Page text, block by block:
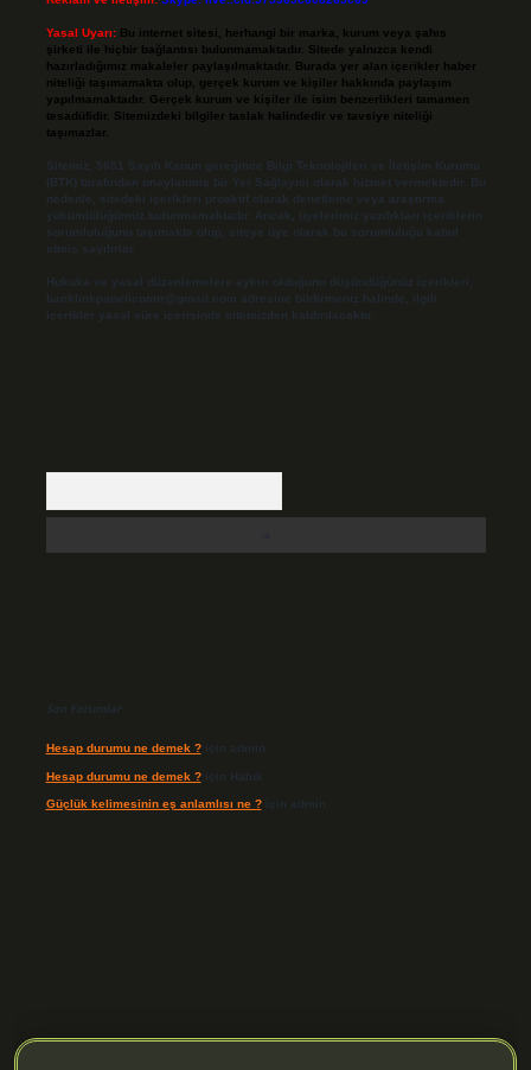
Yasal Uyarı: Bu internet sitesi, herhangi bir marka, kurum veya şahıs
şirketi ile hiçbir bağlantısı bulunmamaktadır. Sitede yalnızca kendi
hazırladığımız makaleler paylaşılmaktadır. Burada yer alan içerikler haber
niteliği taşımamakta olup, gerçek kurum ve kişiler hakkında paylaşım
yapılmamaktadır. Gerçek kurum ve kişiler ile isim benzerlikleri tamamen
tesadüfidir. Sitemizdeki bilgiler taslak halindedir ve tavsiye niteliği
taşımazlar.
Sitemiz, 5651 Sayılı Kanun gereğince Bilgi Teknolojileri ve İletişim Kurumu
(BTK) tarafından onaylanmış bir Yer Sağlayıcı olarak hizmet vermektedir. Bu
nedenle, sitedeki içerikleri proaktif olarak denetleme veya araştırma
yükümlülüğümüz bulunmamaktadır. Ancak, üyelerimiz yazdıkları içeriklerin
sorumluluğunu taşımakta olup, siteye üye olarak bu sorumluluğu kabul
etmiş sayılırlar.
Hukuka ve yasal düzenlemelere aykırı olduğunu düşündüğünüz içerikleri,
backlinkpanelicomtr@gmail.com adresine bildirmeniz halinde, ilgili
içerikler yasal süre içerisinde sitemizden kaldırılacaktır.
Son Yorumlar
Hesap durumu ne demek ?için admin
Hesap durumu ne demek ?için Haluk
Güçlük kelimesinin eş anlamlısı ne ?için admin